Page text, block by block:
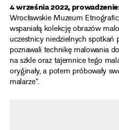
4 września 2022,
Wrocławskie Muzeum
wspaniałą kolekcję obrazów
uczestnicy niedzielnych spotkań
poznawali technikę malowania
na szkle oraz tajemnice tego
oryginały, a potem próbowały
malarze”.